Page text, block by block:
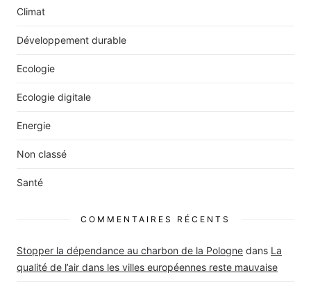
Climat
Développement durable
Ecologie
Ecologie digitale
Energie
Non classé
Santé
COMMENTAIRES RÉCENTS
Stopper la dépendance au charbon de la Pologne dans La
qualité de l’air dans les villes européennes reste mauvaise